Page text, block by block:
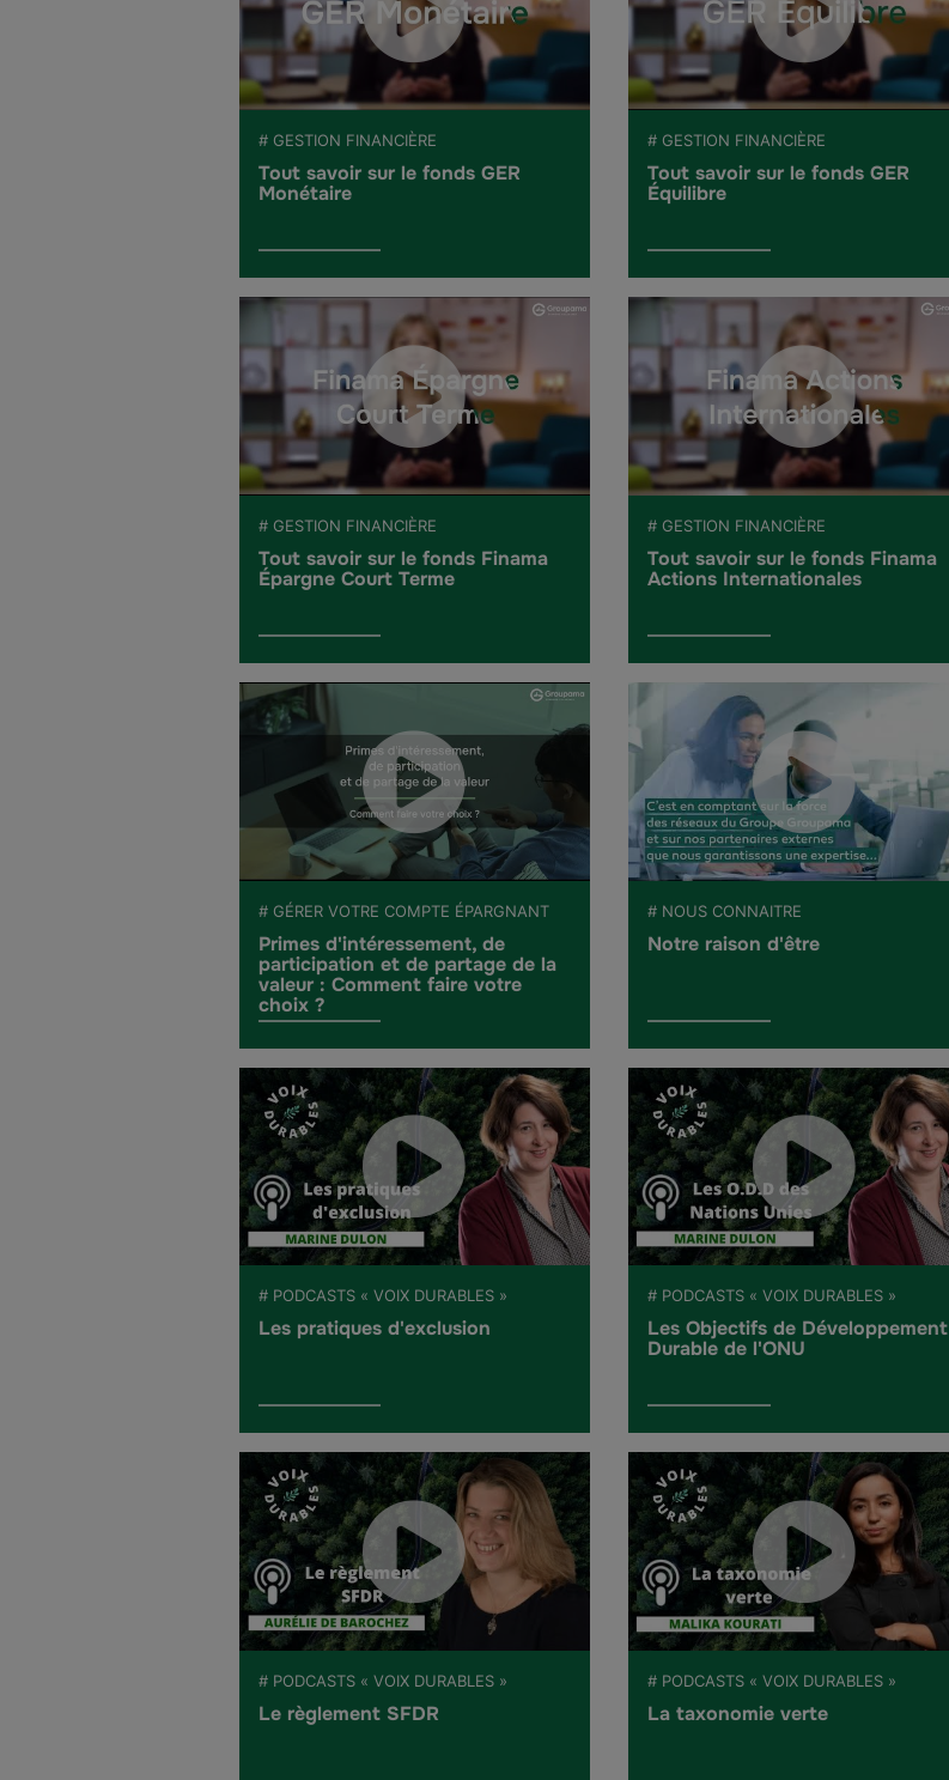
# GESTION FINANCIÈRE
Tout savoir sur le fonds GER
Monétaire
# GESTION FINANCIÈRE
Tout savoir sur le fonds GER
Équilibre
# GESTION FINANCIÈRE
Tout savoir sur le fonds Finama
Épargne Court Terme
# GESTION FINANCIÈRE
Tout savoir sur le fonds Finama
Actions Internationales
# GÉRER VOTRE COMPTE ÉPARGNANT
Primes d'intéressement, de
participation et de partage de la
valeur : Comment faire votre
choix ?
# NOUS CONNAITRE
Notre raison d'être
# PODCASTS « VOIX DURABLES »
Les pratiques d'exclusion
# PODCASTS « VOIX DURABLES »
Les Objectifs de Développement
Durable de l'ONU
# PODCASTS « VOIX DURABLES »
Le règlement SFDR
# PODCASTS « VOIX DURABLES »
La taxonomie verte